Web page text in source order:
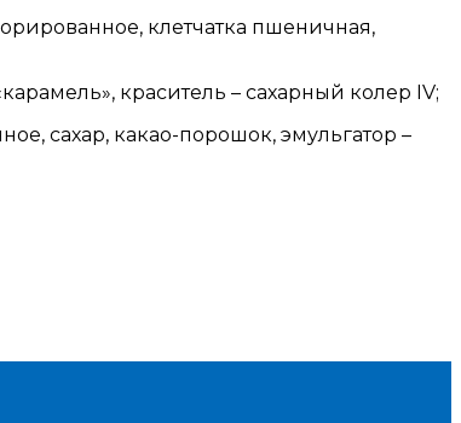
клетчатка пшеничная,
краситель – сахарный колер IV;
сахар, какао-порошок, эмульгатор –